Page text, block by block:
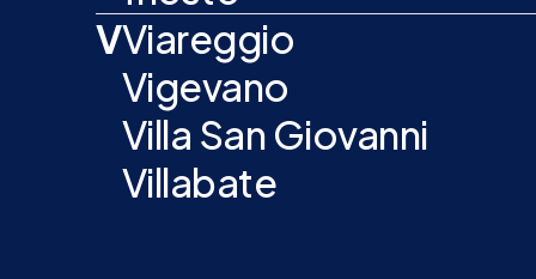
VViareggio
Vigevano
Villa San Giovanni
Villabate